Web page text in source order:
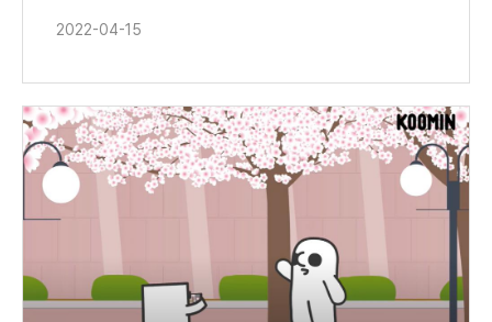
2022-04-15